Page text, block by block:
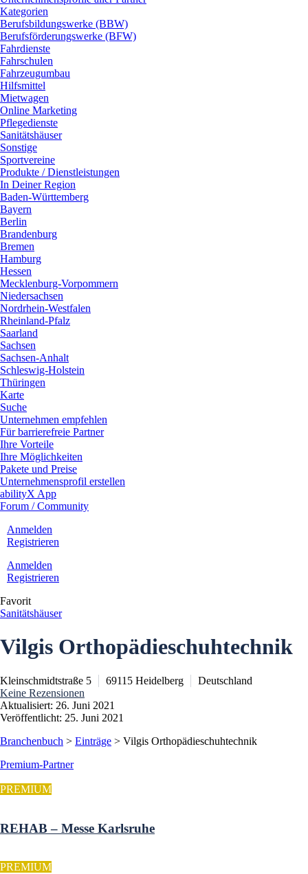
Kategorien
Berufsbildungswerke (BBW)
Berufsförderungswerke (BFW)
Fahrdienste
Fahrschulen
Fahrzeugumbau
Hilfsmittel
Mietwagen
Online Marketing
Pflegedienste
Sanitätshäuser
Sonstige
Sportvereine
Produkte / Dienstleistungen
In Deiner Region
Baden-Württemberg
Bayern
Berlin
Brandenburg
Bremen
Hamburg
Hessen
Mecklenburg-Vorpommern
Niedersachsen
Nordrhein-Westfalen
Rheinland-Pfalz
Saarland
Sachsen
Sachsen-Anhalt
Schleswig-Holstein
Thüringen
Karte
Suche
Unternehmen empfehlen
Für barrierefreie Partner
Ihre Vorteile
Ihre Möglichkeiten
Pakete und Preise
Unternehmensprofil erstellen
abilityX App
Forum / Community
Anmelden
Registrieren
Anmelden
Registrieren
Favorit
Sanitätshäuser
Vilgis Orthopädieschuhtechnik
Kleinschmidtstraße 5 69115 Heidelberg
Deutschland
Keine Rezensionen
Aktualisiert: 26. Juni 2021
Veröffentlicht: 25. Juni 2021
Branchenbuch > Einträge > Vilgis Orthopädieschuhtechnik
Premium-Partner
PREMIUM
REHAB – Messe Karlsruhe
PREMIUM